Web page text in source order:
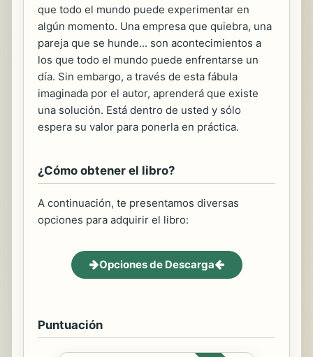
que todo el mundo puede experimentar en
algún momento. Una empresa que quiebra, una
pareja que se hunde... son acontecimientos a
los que todo el mundo puede enfrentarse un
día. Sin embargo, a través de esta fábula
imaginada por el autor, aprenderá que existe
una solución. Está dentro de usted y sólo
espera su valor para ponerla en práctica.
¿Cómo obtener el libro?
A continuación, te presentamos diversas
opciones para adquirir el libro:
Opciones de Descarga
Puntuación